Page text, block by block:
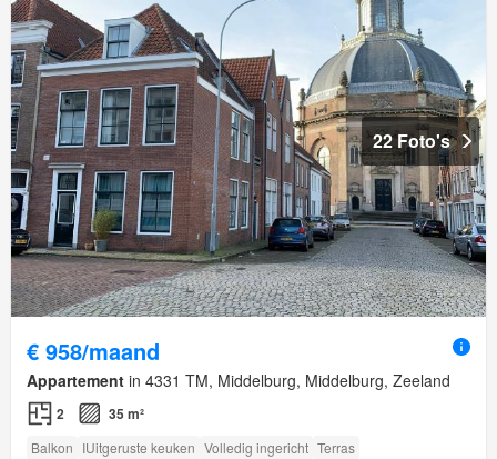
22 Foto's
€ 958/maand
Appartement in 4331 TM, Middelburg, Middelburg, Zeeland
2 35 m²
Balkon IUitgeruste keuken Volledig ingericht Terras